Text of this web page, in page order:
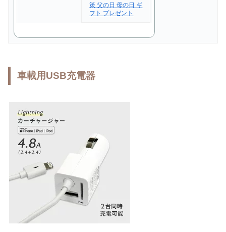
策 父の日 母の日 ギ
フト プレゼント
車載用USB充電器